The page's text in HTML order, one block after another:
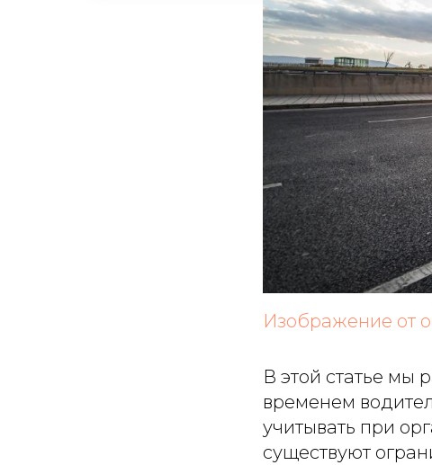
Изображение от
В этой статье мы
временем
учитывать при
существуют